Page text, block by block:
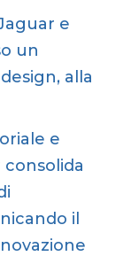
e
un
alla
e
il